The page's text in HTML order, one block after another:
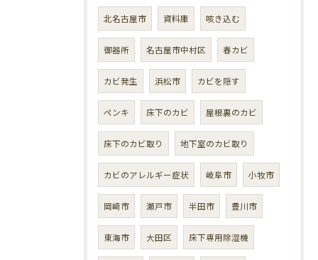
北名古屋市 資料庫 咳き込む
御器所 名古屋市中村区 春カビ
カビ発生 浜松市 カビを隠す
ペンキ 床下のカビ 屋根裏のカビ
床下のカビ取り 地下室のカビ取り
カビのアレルギー症状 岐阜市 小牧市
岡崎市 瀬戸市 半田市 豊川市
東海市 大田区 床下専用除湿機